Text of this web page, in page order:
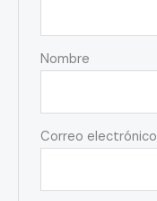
Nombre
Correo electrónico